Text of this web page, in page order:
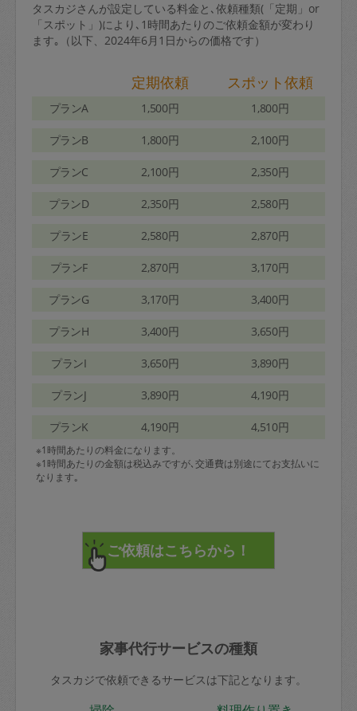
タスカジさんが設定している料金と､依頼種類(「定期」or
「スポット」)により､1時間あたりのご依頼金額が変わり
ます｡（以下、2024年6月1日からの価格です）
定期依頼 スポット依頼
プランA 1,500円 1,800円
プランB 1,800円 2,100円
プランC 2,100円 2,350円
プランD 2,350円 2,580円
プランE 2,580円 2,870円
プランF 2,870円 3,170円
プランG 3,170円 3,400円
プランH 3,400円 3,650円
プランI 3,650円 3,890円
プランJ 3,890円 4,190円
プランK 4,190円 4,510円
※1時間あたりの料金になります。
※1時間あたりの金額は税込みですが､交通費は別途にてお支払いに
なります｡
家事代行サービスの種類
タスカジで依頼できるサービスは下記となります。